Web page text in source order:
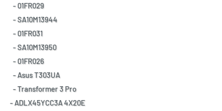
- 01FR029
- SA10M13944
- 01FR031
- SA10M13950
- 01FR026
- Asus T303UA
- Transformer 3 Pro
- ADLX45YCC3A 4X20E